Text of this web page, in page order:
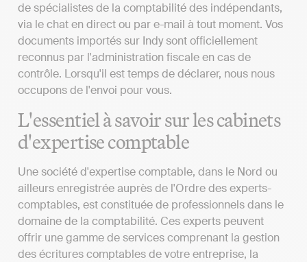
de spécialistes de la comptabilité des indépendants,
via le chat en direct ou par e-mail à tout moment. Vos
documents importés sur Indy sont officiellement
reconnus par l'administration fiscale en cas de
contrôle. Lorsqu'il est temps de déclarer, nous nous
occupons de l'envoi pour vous.
L'essentiel à savoir sur les cabinets
d'expertise comptable
Une société d'expertise comptable, dans le Nord ou
ailleurs enregistrée auprès de l'Ordre des experts-
comptables, est constituée de professionnels dans le
domaine de la comptabilité. Ces experts peuvent
offrir une gamme de services comprenant la gestion
des écritures comptables de votre entreprise, la